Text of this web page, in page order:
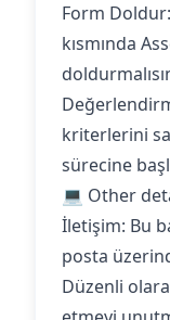
Form
kısmında
kriterlerini
sürecine
💻 Other
İletişim: Bu
posta
Düzenli